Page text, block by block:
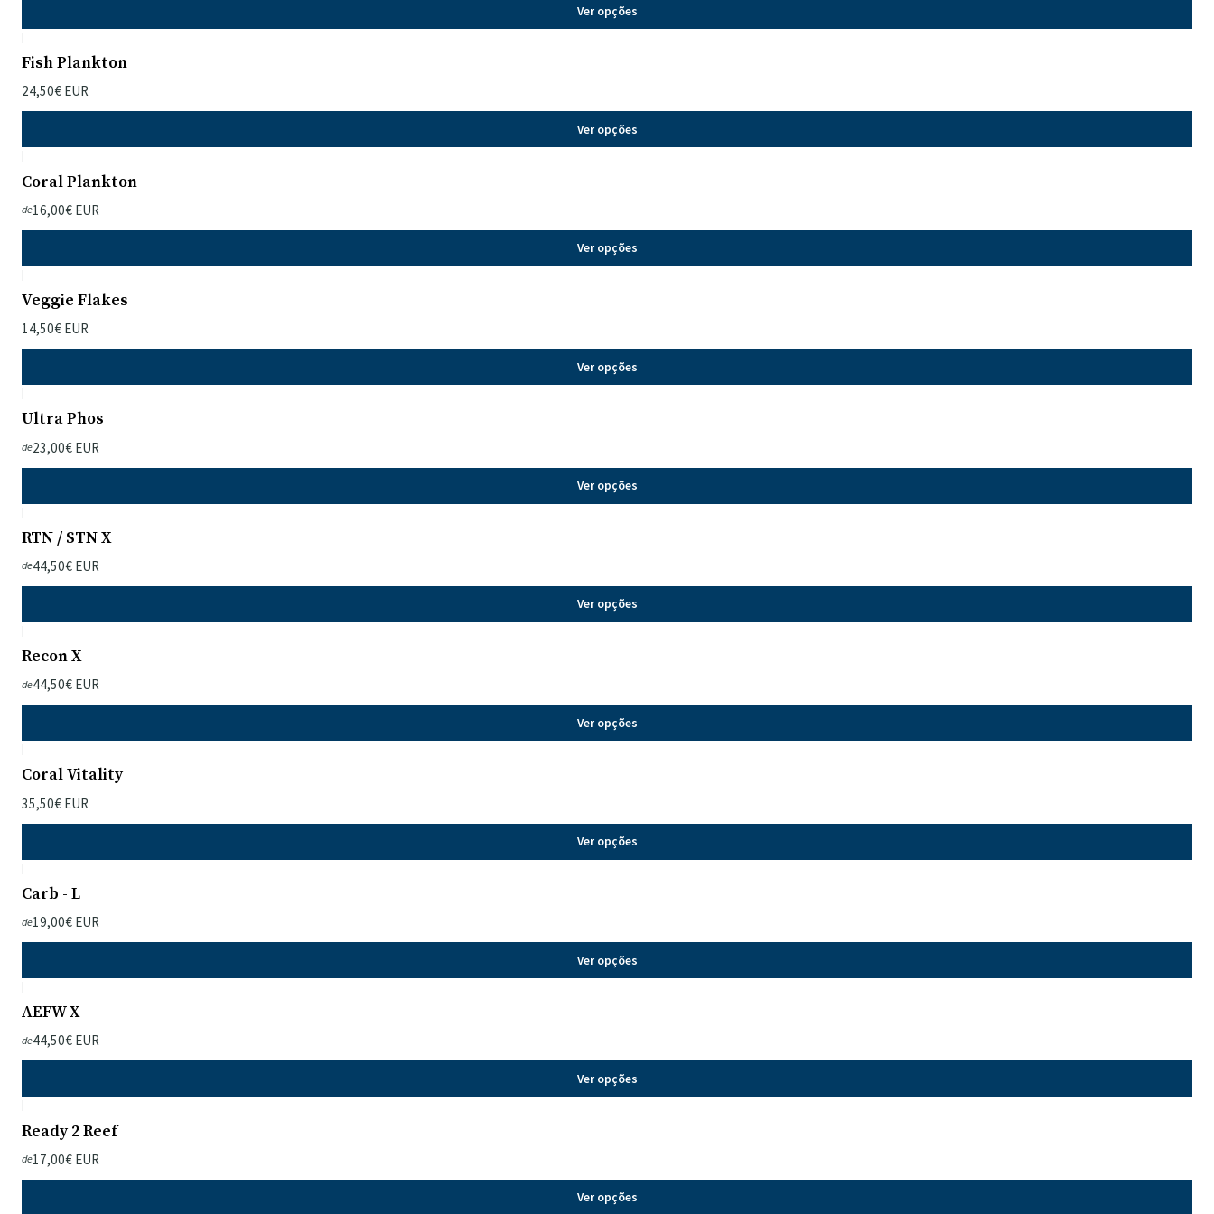
Ver opções
|
Fish Plankton
24,50€ EUR
Ver opções
|
Coral Plankton
de16,00€ EUR
Ver opções
|
Veggie Flakes
14,50€ EUR
Ver opções
|
Ultra Phos
de23,00€ EUR
Ver opções
|
RTN / STN X
de44,50€ EUR
Ver opções
|
Recon X
de44,50€ EUR
Ver opções
|
Coral Vitality
35,50€ EUR
Ver opções
|
Carb - L
de19,00€ EUR
Ver opções
|
AEFW X
de44,50€ EUR
Ver opções
|
Ready 2 Reef
de17,00€ EUR
Ver opções